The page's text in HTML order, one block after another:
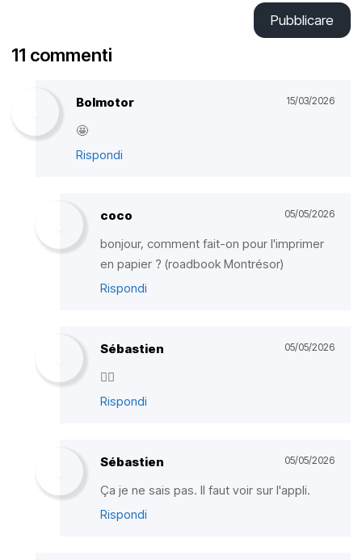
Pubblicare
11 commenti
Bolmotor 15/03/2026
🤩
Rispondi
coco 05/05/2026
bonjour, comment fait-on pour l'imprimer
en papier ? (roadbook Montrésor)
Rispondi
Sébastien 05/05/2026
✌🏼
Rispondi
Sébastien 05/05/2026
Ça je ne sais pas. Il faut voir sur l'appli.
Rispondi